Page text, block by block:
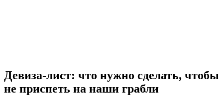
Девиза-лист: что нужно сделать, чтобы
не приспеть на наши грабли